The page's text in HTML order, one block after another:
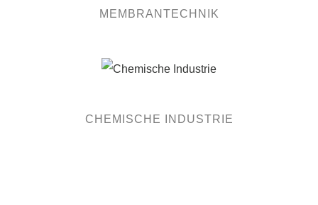
MEMBRANTECHNIK
CHEMISCHE INDUSTRIE